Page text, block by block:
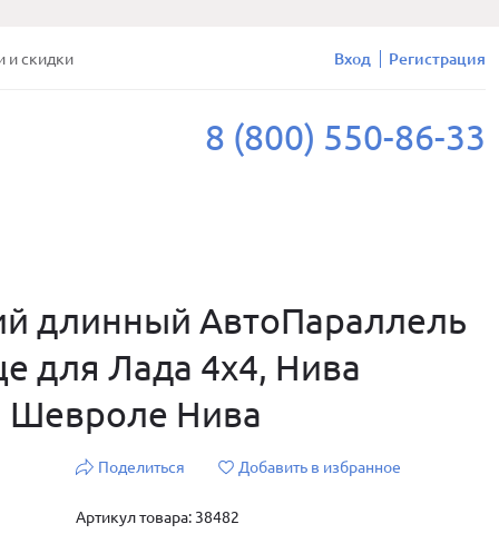
и скидки Вход Регистрация
8 (800) 550-86-33
длинный АвтоПараллель
для Лада 4х4, Нива
Шевроле Нива
Поделиться Добавить в избранное
Артикул товара: 38482